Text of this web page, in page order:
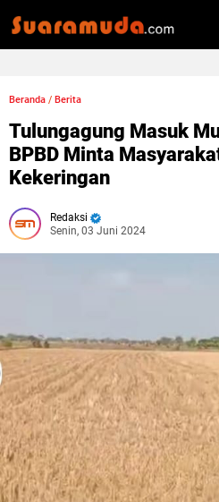
Beranda / Berita
Tulungagung Masuk
BPBD Minta
Kekeringan
Redaksi
Senin, 03 Juni 2024